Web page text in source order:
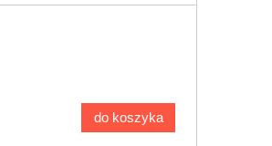
do koszyka